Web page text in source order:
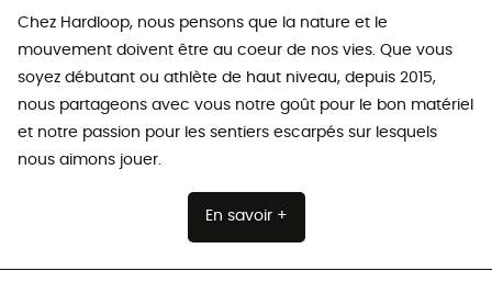
Chez Hardloop, nous pensons que la nature et le
mouvement doivent être au coeur de nos vies. Que vous
soyez débutant ou athlète de haut niveau, depuis 2015,
nous partageons avec vous notre goût pour le bon matériel
et notre passion pour les sentiers escarpés sur lesquels
nous aimons jouer.
En savoir +